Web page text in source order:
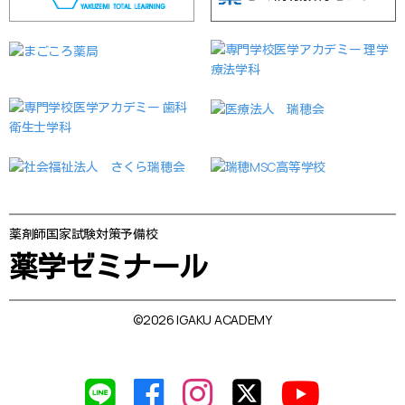
薬剤師国家試験対策予備校
薬学ゼミナール
©2026 IGAKU ACADEMY